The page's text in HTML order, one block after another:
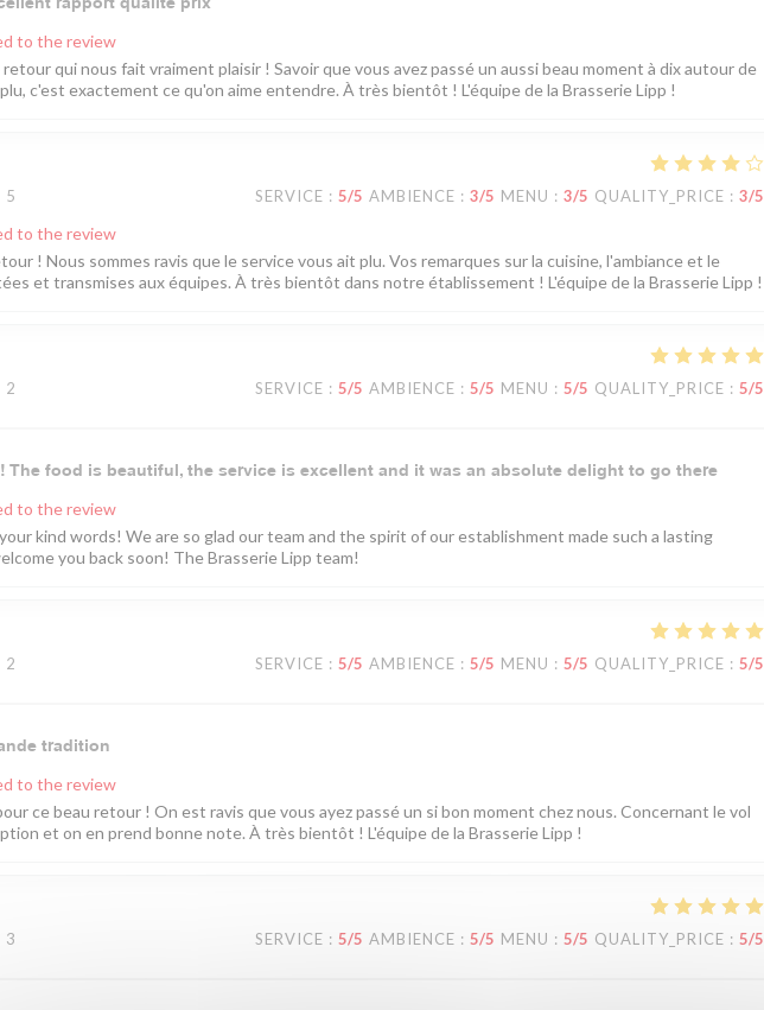
to the review
qui nous fait vraiment plaisir ! Savoir que vous avez passé un aussi beau moment à dix autour de
c'est exactement ce qu'on aime entendre. À très bientôt ! L'équipe de la Brasserie Lipp !
5 SERVICE : 5/5 AMBIENCE : 3/5 MENU : 3/5 QUALITY_PRICE : 3/5
to the review
! Nous sommes ravis que le service vous ait plu. Vos remarques sur la cuisine, l'ambiance et le
et transmises aux équipes. À très bientôt dans notre établissement ! L'équipe de la Brasserie Lipp !
2 SERVICE : 5/5 AMBIENCE : 5/5 MENU : 5/5 QUALITY_PRICE : 5/5
The food is beautiful, the service is excellent and it was an absolute delight to go there
to the review
kind words! We are so glad our team and the spirit of our establishment made such a lasting
you back soon! The Brasserie Lipp team!
2 SERVICE : 5/5 AMBIENCE : 5/5 MENU : 5/5 QUALITY_PRICE : 5/5
tradition
to the review
ce beau retour ! On est ravis que vous ayez passé un si bon moment chez nous. Concernant le vol
et on en prend bonne note. À très bientôt ! L'équipe de la Brasserie Lipp !
3 SERVICE : 5/5 AMBIENCE : 5/5 MENU : 5/5 QUALITY_PRICE : 5/5